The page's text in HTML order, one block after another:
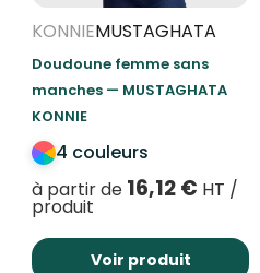
KONNIEMUSTAGHATA
Doudoune femme sans
manches — MUSTAGHATA
KONNIE
4 couleurs
à partir de 16,12€ HT /
produit
Voir produit